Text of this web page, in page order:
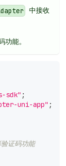
中接收
能。
sdk" ;
uni-app" ;
证码功能